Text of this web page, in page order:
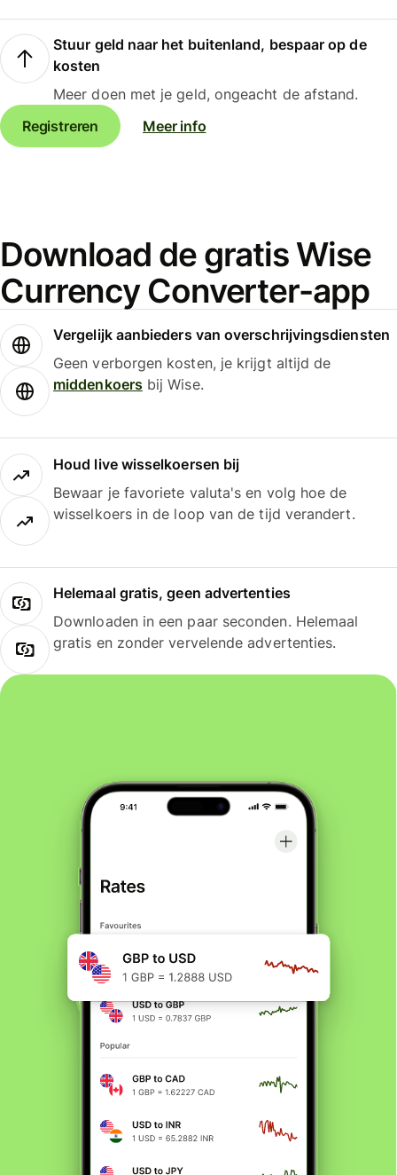
Stuur geld naar het buitenland, bespaar op de
kosten
Meer doen met je geld, ongeacht de afstand.
Registreren
Meer info
Download de gratis Wise
Currency Converter-app
Vergelijk aanbieders van overschrijvingsdiensten
Geen verborgen kosten, je krijgt altijd de
middenkoersbij Wise.
Houd live wisselkoersen bij
Bewaar je favoriete valuta's en volg hoe de
wisselkoers in de loop van de tijd verandert.
Helemaal gratis, geen advertenties
Downloaden in een paar seconden. Helemaal
gratis en zonder vervelende advertenties.